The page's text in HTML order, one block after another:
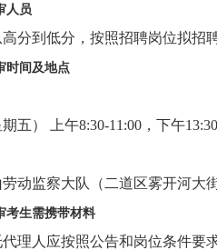
人员
到低分，按照招聘岗位拟招聘
时间及地点
） 上午8:30-11:00，下午13:30-
监察大队（二道区雾开河大街
考生需携带材料
人应按照公告和岗位条件要求